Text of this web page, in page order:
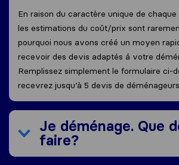
En raison du caractère unique de
les estimations du coût/prix sont
pourquoi nous avons créé un moyen
recevoir des devis adaptés á votre
Remplissez simplement le formulaire ci-
recevrez jusqu’à 5 devis de
Je déménage. Que
faire?